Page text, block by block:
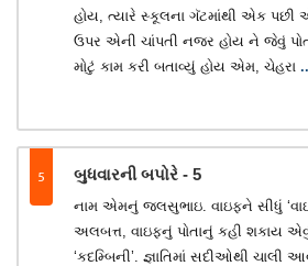
હોય, ત્યારે સ્કૂલના ગૅટમાંથી એક પછી
ઉપર એની ચાંપતી નજર હોય ને જેવું
મોટું કામ કરી બતાવ્યું હોય એમ, ચેહરા
5 બુધવારની બપોરે - 5
નામ એમનું જલસુભાઇ. વાઇફને સીધું
અલબત્ત, વાઇફનું પોતાનું કહી શકાય
‘કદમ્બિની’. જ્ઞાતિમાં સદીઓથી